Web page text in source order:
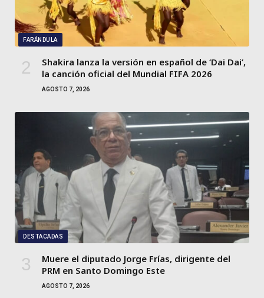
FARÁNDULA
Shakira lanza la versión en español de ‘Dai Dai’,
la canción oficial del Mundial FIFA 2026
AGOSTO 7, 2026
DESTACADAS
Muere el diputado Jorge Frías, dirigente del
PRM en Santo Domingo Este
AGOSTO 7, 2026